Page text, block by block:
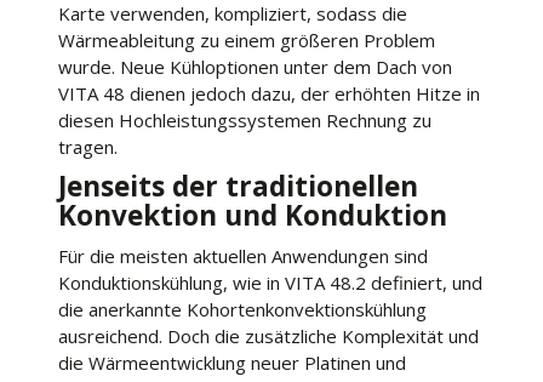
Karte verwenden, kompliziert, sodass die
Wärmeableitung zu einem größeren Problem
wurde. Neue Kühloptionen unter dem Dach von
VITA 48 dienen jedoch dazu, der erhöhten Hitze in
diesen Hochleistungssystemen Rechnung zu
tragen.
Jenseits der traditionellen
Konvektion und Konduktion
Für die meisten aktuellen Anwendungen sind
Konduktionskühlung, wie in VITA 48.2 definiert, und
die anerkannte Kohortenkonvektionskühlung
ausreichend. Doch die zusätzliche Komplexität und
die Wärmeentwicklung neuer Platinen und